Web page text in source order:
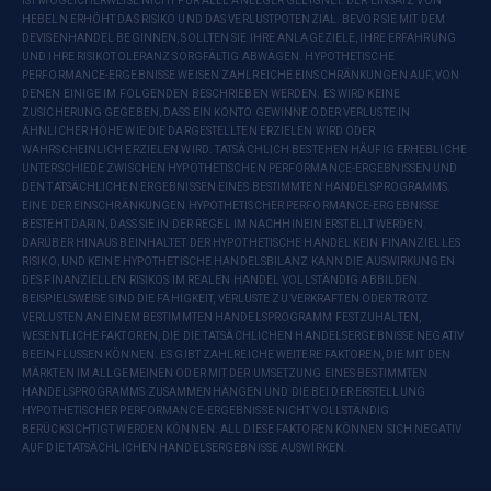
HEBELN ERHÖHT DAS RISIKO UND DAS VERLUSTPOTENZIAL. BEVOR SIE MIT DEM
DEVISENHANDEL BEGINNEN, SOLLTEN SIE IHRE ANLAGEZIELE, IHRE ERFAHRUNG
UND IHRE RISIKOTOLERANZ SORGFÄLTIG ABWÄGEN. HYPOTHETISCHE
PERFORMANCE-ERGEBNISSE WEISEN ZAHLREICHE EINSCHRÄNKUNGEN AUF, VON
DENEN EINIGE IM FOLGENDEN BESCHRIEBEN WERDEN. ES WIRD KEINE
ZUSICHERUNG GEGEBEN, DASS EIN KONTO GEWINNE ODER VERLUSTE IN
ÄHNLICHER HÖHE WIE DIE DARGESTELLTEN ERZIELEN WIRD ODER
WAHRSCHEINLICH ERZIELEN WIRD. TATSÄCHLICH BESTEHEN HÄUFIG ERHEBLICHE
UNTERSCHIEDE ZWISCHEN HYPOTHETISCHEN PERFORMANCE-ERGEBNISSEN UND
DEN TATSÄCHLICHEN ERGEBNISSEN EINES BESTIMMTEN HANDELSPROGRAMMS.
EINE DER EINSCHRÄNKUNGEN HYPOTHETISCHER PERFORMANCE-ERGEBNISSE
BESTEHT DARIN, DASS SIE IN DER REGEL IM NACHHINEIN ERSTELLT WERDEN.
DARÜBER HINAUS BEINHALTET DER HYPOTHETISCHE HANDEL KEIN FINANZIELLES
RISIKO, UND KEINE HYPOTHETISCHE HANDELSBILANZ KANN DIE AUSWIRKUNGEN
DES FINANZIELLEN RISIKOS IM REALEN HANDEL VOLLSTÄNDIG ABBILDEN.
BEISPIELSWEISE SIND DIE FÄHIGKEIT, VERLUSTE ZU VERKRAFTEN ODER TROTZ
VERLUSTEN AN EINEM BESTIMMTEN HANDELSPROGRAMM FESTZUHALTEN,
WESENTLICHE FAKTOREN, DIE DIE TATSÄCHLICHEN HANDELSERGEBNISSE NEGATIV
BEEINFLUSSEN KÖNNEN. ES GIBT ZAHLREICHE WEITERE FAKTOREN, DIE MIT DEN
MÄRKTEN IM ALLGEMEINEN ODER MIT DER UMSETZUNG EINES BESTIMMTEN
HANDELSPROGRAMMS ZUSAMMENHÄNGEN UND DIE BEI DER ERSTELLUNG
HYPOTHETISCHER PERFORMANCE-ERGEBNISSE NICHT VOLLSTÄNDIG
BERÜCKSICHTIGT WERDEN KÖNNEN. ALL DIESE FAKTOREN KÖNNEN SICH NEGATIV
AUF DIE TATSÄCHLICHEN HANDELSERGEBNISSE AUSWIRKEN.